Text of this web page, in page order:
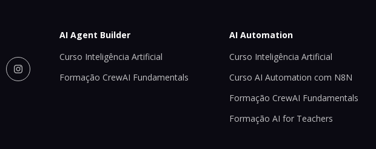
AI Agent Builder
Curso Inteligência Artificial
Formação CrewAI Fundamentals
AI Automation
Curso Inteligência Artificial
Curso AI Automation com N8N
Formação CrewAI Fundamentals
Formação AI for Teachers